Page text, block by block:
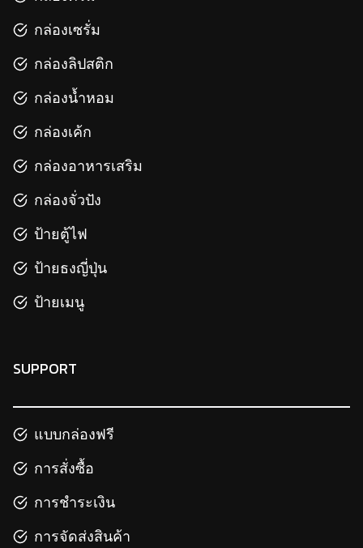
กล่องเซรั่ม
กล่องลิปสติก
กล่องน้ำหอม
กล่องเค้ก
กล่องอาหารเสริม
กล่องจั่วปัง
ป้ายตู้ไฟ
ป้ายธงญี่ปุ่น
ป้ายเมนู
SUPPORT
แบบกล่องฟรี
การสั่งซื้อ
การชำระเงิน
การจัดส่งสินค้า